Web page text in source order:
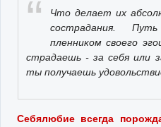
Что делает их
сострадания.
пленником своего
страдаешь - за себя или
ты получаешь
Себялюбие всегда